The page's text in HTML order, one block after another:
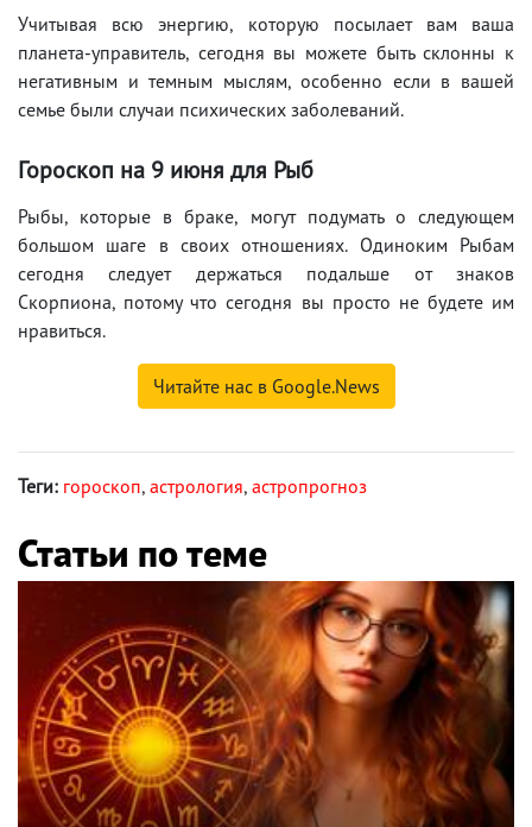
Учитывая всю энергию, которую посылает вам ваша
планета-управитель, сегодня вы можете быть склонны к
негативным и темным мыслям, особенно если в вашей
семье были случаи психических заболеваний.
Гороскоп на 9 июня для Рыб
Рыбы, которые в браке, могут подумать о следующем
большом шаге в своих отношениях. Одиноким Рыбам
сегодня следует держаться подальше от знаков
Скорпиона, потому что сегодня вы просто не будете им
нравиться.
Читайте нас в Google.News
Теги: гороскоп, астрология, астропрогноз
Статьи по теме